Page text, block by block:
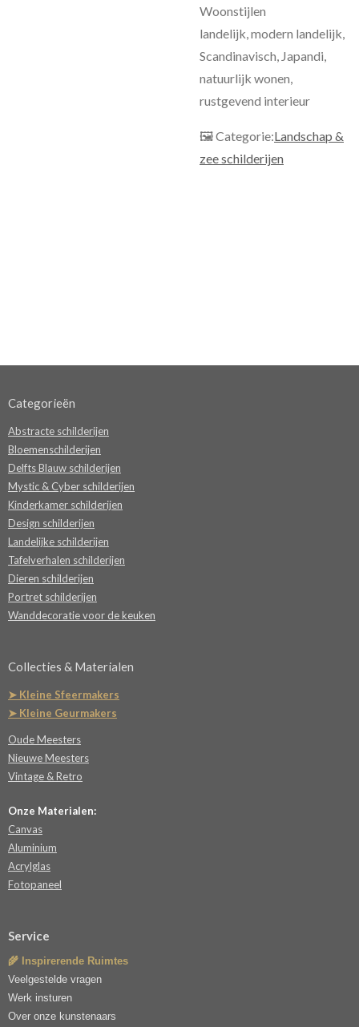
Woonstijlen
landelijk, modern landelijk,
Scandinavisch, Japandi,
natuurlijk wonen,
rustgevend interieur
🖼 Categorie:Landschap &
zee schilderijen
Categorieën
Abstracte schilderijen
Bloemenschilderijen
Delfts Blauw schilderijen
Mystic & Cyber schilderijen
Kinderkamer schilderijen
Design schilderijen
Landelijke schilderijen
Tafelverhalen schilderijen
Dieren schilderijen
Portret schilderijen
Wanddecoratie voor de keuken
Collecties & Materialen
➤ Kleine Sfeermakers
➤ Kleine Geurmakers
Oude Meesters
Nieuwe Meesters
Vintage & Retro
Onze Materialen:
Canvas
Aluminium
Acrylglas
Fotopaneel
Service
🌾 Inspirerende Ruimtes
Veelgestelde vragen
Werk insturen
Over onze kunstenaars